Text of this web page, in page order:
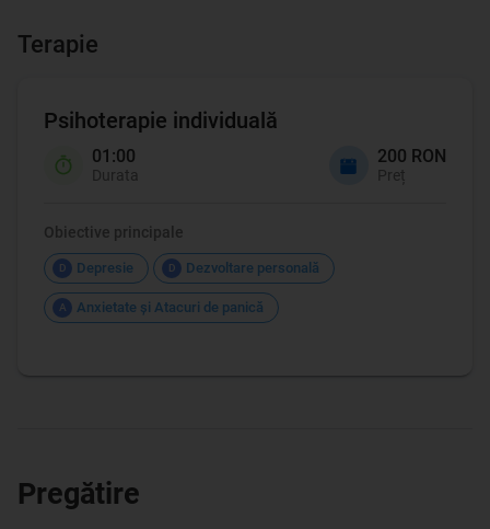
Terapie
Psihoterapie individuală
01:00
Durata
200 RON
Preț
Obiective principale
D Depresie D Dezvoltare personală
A Anxietate şi Atacuri de panică
Pregătire